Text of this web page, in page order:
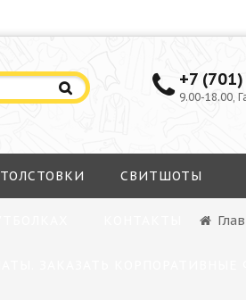
+7
9.00-18.00,
ТОЛСТОВКИ СВИТШОТЫ